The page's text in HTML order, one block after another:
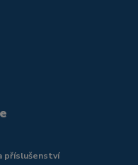
příslušenství